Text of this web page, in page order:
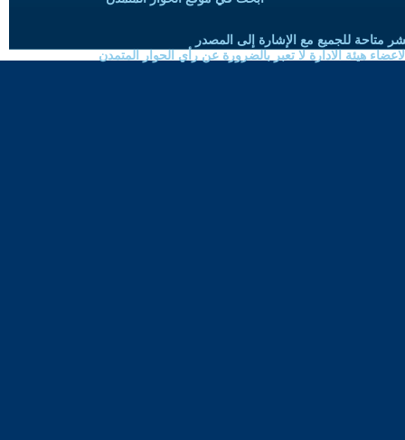
متاحة للجميع مع الإشارة إلى المصدر
هيئة الادارة لا تعبر بالضرورة عن رأي الحوار المتمدن